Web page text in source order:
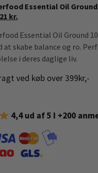
Essential Oil
kr.
Essential Oil Ground
at skabe balance og ro.
i deres daglige liv.
ved køb over 399kr,-
4,4 ud af 5 I +200